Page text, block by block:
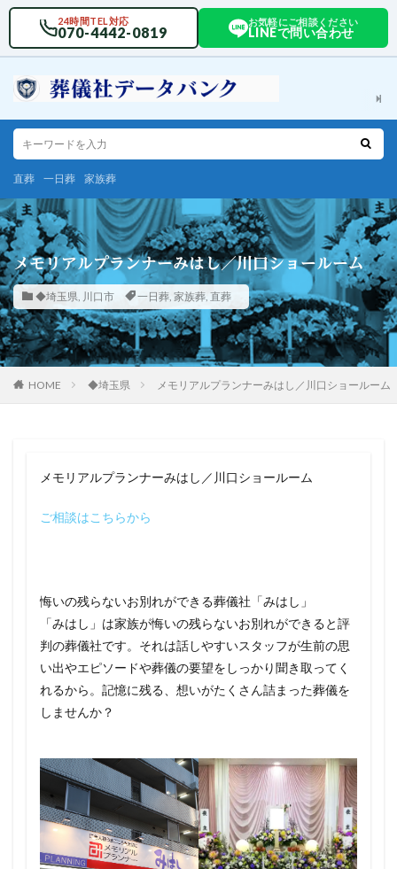
24時間TEL対応
070-4442-0819
お気軽にご相談ください
LINEで問い合わせ
直葬 一日葬 家族葬
メモリアルプランナーみはし／川口ショールーム
◆埼玉県, 川口市 一日葬, 家族葬, 直葬
HOME ◆埼玉県 メモリアルプランナーみはし／川口ショールーム
メモリアルプランナーみはし／川口ショールーム
ご相談はこちらから
悔いの残らないお別れができる葬儀社「みはし」
「みはし」は家族が悔いの残らないお別れができると評
判の葬儀社です。それは話しやすいスタッフが生前の思
い出やエピソードや葬儀の要望をしっかり聞き取ってく
れるから。記憶に残る、想いがたくさん詰まった葬儀を
しませんか？